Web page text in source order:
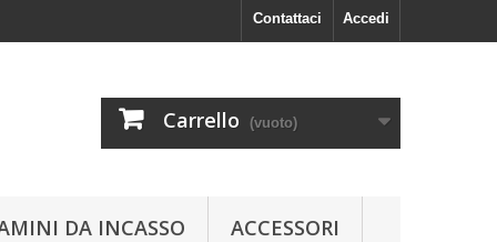
Accedi
Contattaci
Carrello (vuoto)
DA INCASSO ACCESSORI